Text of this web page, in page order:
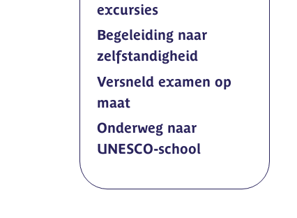
excursies
Begeleiding naar
zelfstandigheid
Versneld examen op
maat
Onderweg naar
UNESCO-school